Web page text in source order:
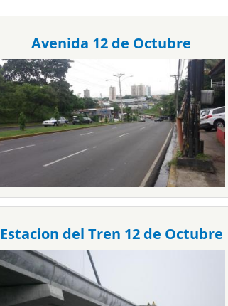
Avenida 12 de Octubre
Estacion del Tren 12 de Octubre